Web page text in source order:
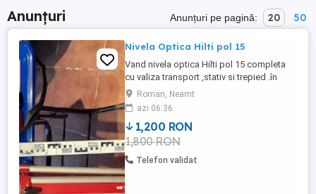
Anunțuri Anunțuri pe pagină: 20 50
Nivela Optica Hilti pol 15
Vand nivela optica Hilti pol 15 completa
cu valiza transport ,stativ si trepied .în
stare perfecta de funcționare-pret 1200
ron
Roman, Neamt
azi 06:36
1,200 RON
1,800 RON
Telefon validat